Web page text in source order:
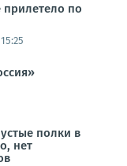
прилетело по
полки в
нет